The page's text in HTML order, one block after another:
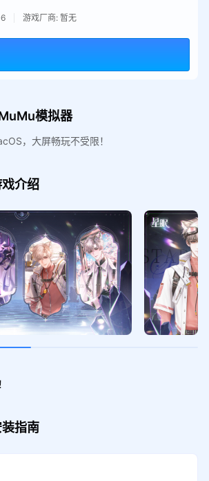
游戏厂商: 暂无
模拟器
，大屏畅玩不受限！
介绍
装指南